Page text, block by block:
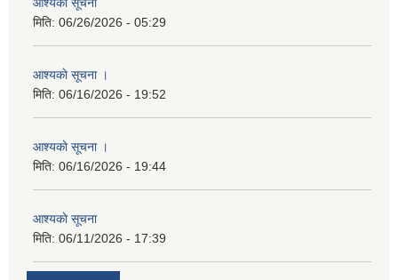
मिति: 06/26/2026 - 05:29
आश्यकाे सूचना ।
मिति: 06/16/2026 - 19:52
आश्यकाे सूचना ।
मिति: 06/16/2026 - 19:44
आश्यकाे सूचना
मिति: 06/11/2026 - 17:39